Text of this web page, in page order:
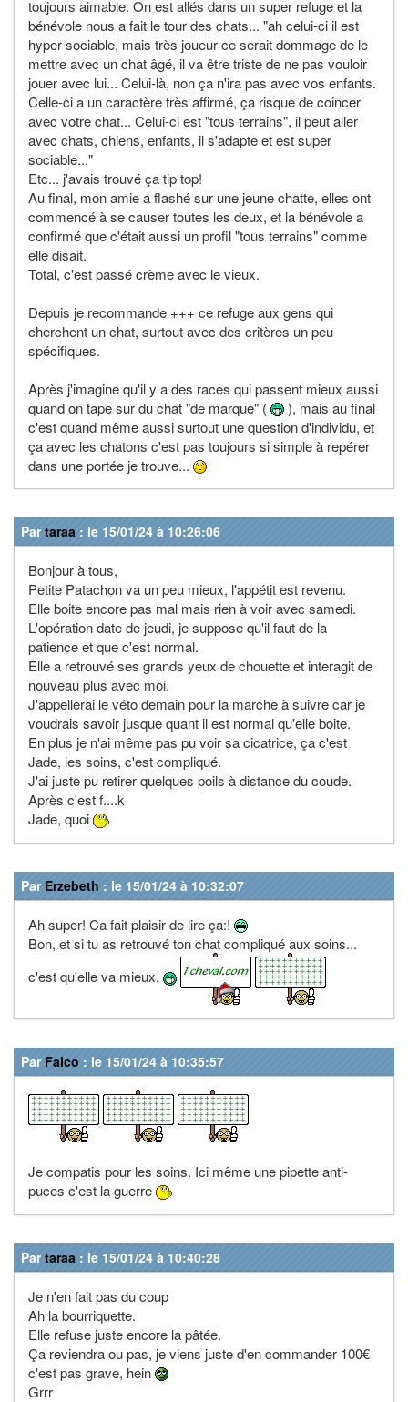
toujours aimable. On est allés dans un super refuge et la
bénévole nous a fait le tour des chats... "ah celui-ci il est
hyper sociable, mais très joueur ce serait dommage de le
mettre avec un chat âgé, il va être triste de ne pas vouloir
jouer avec lui... Celui-là, non ça n'ira pas avec vos enfants.
Celle-ci a un caractère très affirmé, ça risque de coincer
avec votre chat... Celui-ci est "tous terrains", il peut aller
avec chats, chiens, enfants, il s'adapte et est super
sociable..."
Etc... j'avais trouvé ça tip top!
Au final, mon amie a flashé sur une jeune chatte, elles ont
commencé à se causer toutes les deux, et la bénévole a
confirmé que c'était aussi un profil "tous terrains" comme
elle disait.
Total, c'est passé crème avec le vieux.
Depuis je recommande +++ ce refuge aux gens qui
cherchent un chat, surtout avec des critères un peu
spécifiques.
Après j'imagine qu'il y a des races qui passent mieux aussi
quand on tape sur du chat "de marque" (
), mais au final
c'est quand même aussi surtout une question d'individu, et
ça avec les chatons c'est pas toujours si simple à repérer
dans une portée je trouve...
Partaraa : le 15/01/24 à 10:26:06
Bonjour à tous,
Petite Patachon va un peu mieux, l'appétit est revenu.
Elle boite encore pas mal mais rien à voir avec samedi.
L'opération date de jeudi, je suppose qu'il faut de la
patience et que c'est normal.
Elle a retrouvé ses grands yeux de chouette et interagit de
nouveau plus avec moi.
J'appellerai le véto demain pour la marche à suivre car je
voudrais savoir jusque quant il est normal qu'elle boite.
En plus je n'ai même pas pu voir sa cicatrice, ça c'est
Jade, les soins, c'est compliqué.
J'ai juste pu retirer quelques poils à distance du coude.
Après c'est f....k
Jade, quoi
Par Erzebeth : le 15/01/24 à 10:32:07
Ah super! Ca fait plaisir de lire ça:!
Bon, et si tu as retrouvé ton chat compliqué aux soins...
c'est qu'elle va mieux.
Par Falco : le 15/01/24 à 10:35:57
Je compatis pour les soins. Ici même une pipette anti-
puces c'est la guerre
Partaraa : le 15/01/24 à 10:40:28
Je n'en fait pas du coup
Ah la bourriquette.
Elle refuse juste encore la pâtée.
Ça reviendra ou pas, je viens juste d'en commander 100€
c'est pas grave, hein
Grrr